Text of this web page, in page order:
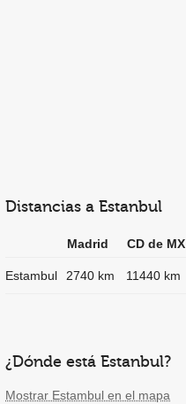
Distancias a Estanbul
Madrid CD de MX
Estambul 2740 km 11440 km
¿Dónde está Estanbul?
Mostrar Estambul en el mapa